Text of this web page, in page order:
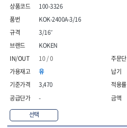
100-3326
KOKEN
10 / 0
유
3,470
-
선택
KOK-2400A-3/16
3/16˝